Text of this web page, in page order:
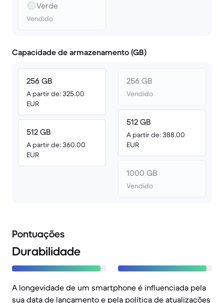
Verde
Vendido
Capacidade de armazenamento (GB)
256 GB
A partir de: 325.00
EUR
512 GB
A partir de: 360.00
EUR
256 GB
Vendido
512 GB
A partir de: 388.00
EUR
1000 GB
Vendido
Pontuações
Durabilidade
A longevidade de um smartphone é influenciada pela
sua data de lançamento e pela política de atualizações